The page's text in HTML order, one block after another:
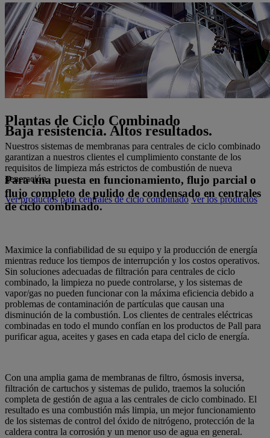
Plantas de Ciclo Combinado
Nuestros sistemas de membranas para centrales de ciclo combinado
garantizan a nuestros clientes el cumplimiento constante de los
requisitos de limpieza más estrictos de combustión de nueva
generación.
Ver productos para centrales de ciclo combinado Ver los productos
Baja resistencia. Altos resultados.
Para una puesta en funcionamiento, flujo parcial o
flujo completo de pulido de condensado en centrales
de ciclo combinado.
Maximice la confiabilidad de su equipo y la producción de energía
mientras reduce los tiempos de interrupción y los costos operativos.
Sin soluciones adecuadas de filtración para centrales de ciclo
combinado, la limpieza no puede controlarse, y los sistemas de
vapor/gas no pueden funcionar con la máxima eficiencia debido a
problemas de contaminación de partículas que causan una
disminución de la combustión. Los clientes de centrales eléctricas
combinadas en todo el mundo confían en los productos de Pall para
purificar agua, aceites y gases en cada etapa del ciclo de energía.
Con una amplia gama de membranas de filtro, ósmosis inversa,
filtración de cartuchos y sistemas de pulido, traemos la solución
completa de gestión de agua a las centrales de ciclo combinado. El
resultado es una combustión más limpia, un mejor funcionamiento
de los sistemas de control del óxido de nitrógeno, protección de la
caldera contra la corrosión y un menor uso de agua en general.